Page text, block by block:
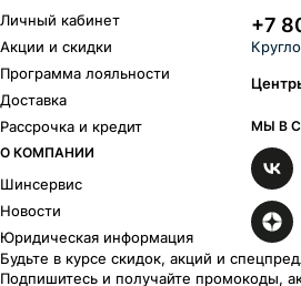
Sailun
Triangle
Tunga
Viatti
Westlake
Типоразмеры
R17
215/50 R17
235/55
Личный кабинет
Акции и скидки
Программа лояльности
Доставка
Рассрочка и кредит
О КОМПАНИИ
Шинсервис
Новости
Юридическая информация
+7
МЫ В
Будьте в курсе скидок, акций и
Подпишитесь и получайте промокоды,